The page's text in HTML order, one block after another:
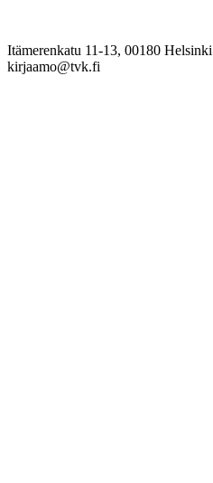
Itämerenkatu 11-13, 00180 Helsinki
kirjaamo@tvk.fi